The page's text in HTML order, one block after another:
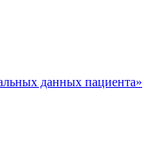
данных пациента»